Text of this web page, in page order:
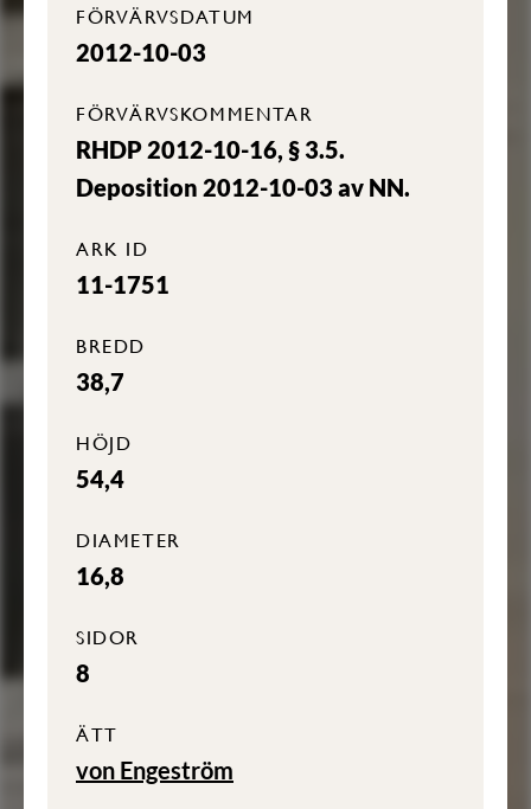
FÖRVÄRVSDATUM
2012-10-03
FÖRVÄRVSKOMMENTAR
RHDP 2012-10-16, § 3.5.
Deposition 2012-10-03 av NN.
ARK ID
11-1751
BREDD
38,7
HÖJD
54,4
DIAMETER
16,8
SIDOR
8
ÄTT
von Engeström